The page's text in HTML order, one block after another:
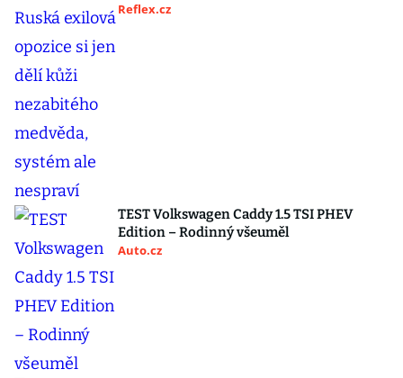
Reflex.cz
TEST Volkswagen Caddy 1.5 TSI PHEV
Edition – Rodinný všeuměl
Auto.cz